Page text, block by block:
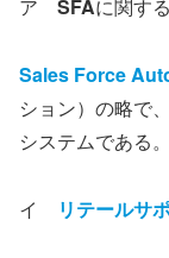
ア SFAに関す
Sales Force
ション）の略で
システムである。
イ リテールサ